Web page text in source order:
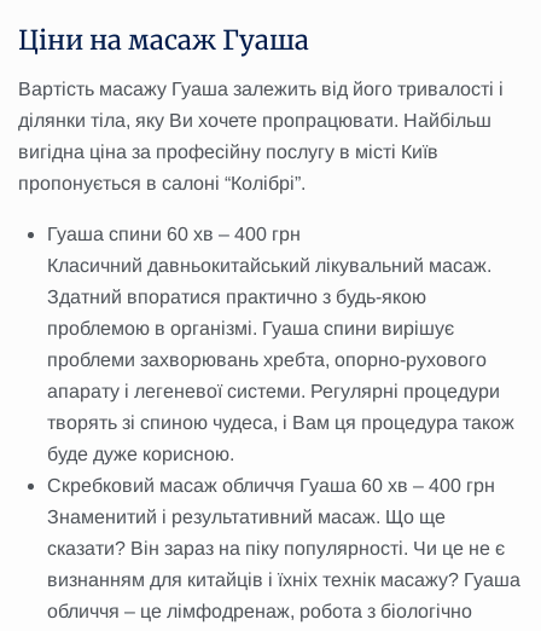
Ціни на масаж Гуаша
Вартість масажу Гуаша залежить від його тривалості і
ділянки тіла, яку Ви хочете пропрацювати. Найбільш
вигідна ціна за професійну послугу в місті Київ
пропонується в салоні “Колібрі”.
Гуаша спини 60 хв – 400 грн
Класичний давньокитайський лікувальний масаж.
Здатний впоратися практично з будь-якою
проблемою в організмі. Гуаша спини вирішує
проблеми захворювань хребта, опорно-рухового
апарату і легеневої системи. Регулярні процедури
творять зі спиною чудеса, і Вам ця процедура також
буде дуже корисною.
Скребковий масаж обличчя Гуаша 60 хв – 400 грн
Знаменитий і результативний масаж. Що ще
сказати? Він зараз на піку популярності. Чи це не є
визнанням для китайців і їхніх технік масажу? Гуаша
обличчя – це лімфодренаж, робота з біологічно